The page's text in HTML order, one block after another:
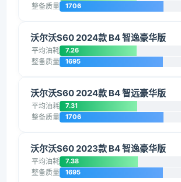
整备质量 1706
沃尔沃S60 2024款 B4 智逸豪华版
平均油耗 7.26
整备质量 1695
沃尔沃S60 2024款 B4 智远豪华版
平均油耗 7.31
整备质量 1706
沃尔沃S60 2023款 B4 智逸豪华版
平均油耗 7.38
整备质量 1695